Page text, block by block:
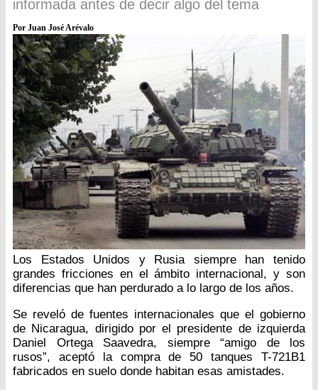
informada antes de decir algo del tema
Por Juan José Arévalo
Los Estados Unidos y Rusia siempre han tenido
grandes fricciones en el ámbito internacional, y son
diferencias que han perdurado a lo largo de los años.
Se reveló de fuentes internacionales que el gobierno
de Nicaragua, dirigido por el presidente de izquierda
Daniel Ortega Saavedra, siempre “amigo de los
rusos”, aceptó la compra de 50 tanques T-721B1
fabricados en suelo donde habitan esas amistades.